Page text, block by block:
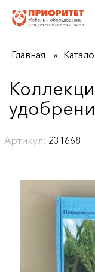
Главная
Артикул: 231668